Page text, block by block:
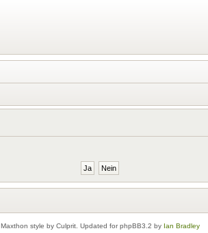
Maxthon style by Culprit. Updated for phpBB3.2 by Ian Bradley